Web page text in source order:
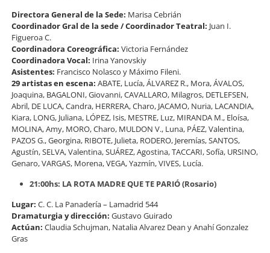
Directora General de la Sede: Marisa Cebrián
Coordinador Gral de la sede / Coordinador Teatral: Juan I.
Figueroa C.
Coordinadora Coreográfica: Victoria Fernández
Coordinadora Vocal: Irina Yanovskiy
Asistentes: Francisco Nolasco y Máximo Fileni.
29 artistas en escena: ABATE, Lucía, ÁLVAREZ R., Mora, ÁVALOS,
Joaquina, BAGALONI, Giovanni, CAVALLARO, Milagros, DETLEFSEN,
Abril, DE LUCA, Candra, HERRERA, Charo, JACAMO, Nuria, LACANDIA,
Kiara, LONG, Juliana, LÓPEZ, Isis, MESTRE, Luz, MIRANDA M., Eloísa,
MOLINA, Amy, MORO, Charo, MULDON V., Luna, PÁEZ, Valentina,
PAZOS G., Georgina, RIBOTE, Julieta, RODERO, Jeremías, SANTOS,
Agustín, SELVA, Valentina, SUÁREZ, Agostina, TACCARI, Sofía, URSINO,
Genaro, VARGAS, Morena, VEGA, Yazmín, VIVES, Lucía.
21:00hs: LA ROTA MADRE QUE TE PARIÓ (Rosario)
Lugar: C. C. La Panadería – Lamadrid 544
Dramaturgia y dirección: Gustavo Guirado
Actúan: Claudia Schujman, Natalia Alvarez Dean y Anahí Gonzalez
Gras